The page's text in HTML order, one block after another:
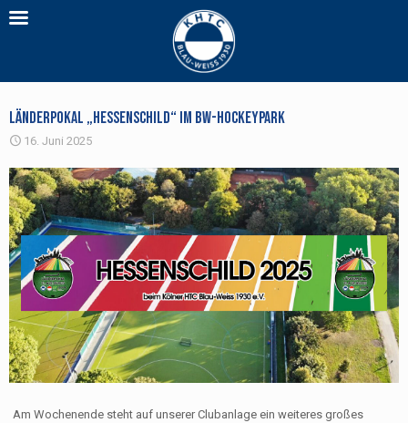
Länderpokal „Hessenschild“ im BW-Hockeypark
16. Juni 2025
Am Wochenende steht auf unserer Clubanlage ein weiteres großes